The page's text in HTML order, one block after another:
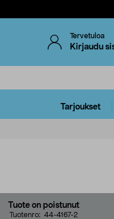
Tervetuloa
Kirjaudu
Tarjoukset
Tuote on poistunut
Tuotenro: 44-4167-2